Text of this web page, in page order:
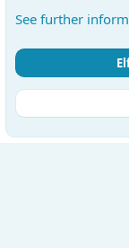
Feltételek és
See further